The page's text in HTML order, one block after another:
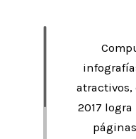
atractivos,
2017